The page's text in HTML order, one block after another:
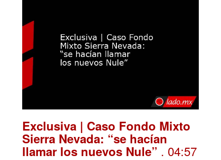
Exclusiva | Caso Fondo Mixto
Sierra Nevada: “se hacían
llamar los nuevos Nule” . 04:57